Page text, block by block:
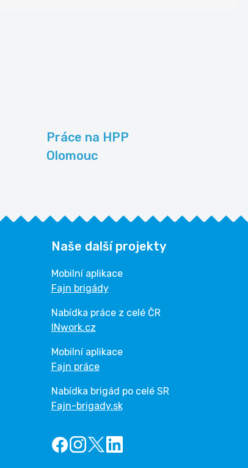
Práce na HPP
Olomouc
Naše další projekty
Mobilní aplikace
Fajn brigády
Nabídka práce z celé ČR
INwork.cz
Mobilní aplikace
Fajn práce
Nabídka brigád po celé SR
Fajn-brigady.sk